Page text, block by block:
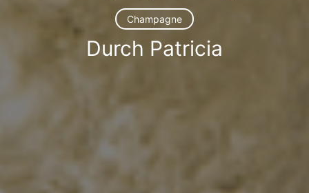
Champagne
Durch Patricia